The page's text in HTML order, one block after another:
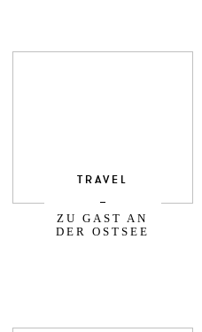
TRAVEL
ZU GAST AN
DER OSTSEE